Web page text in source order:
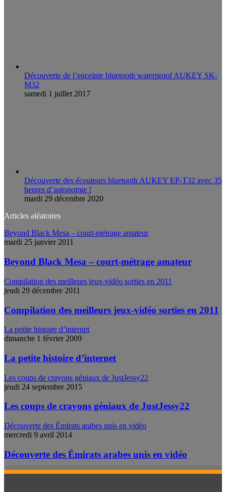
Découverte de l’enceinte bluetooth waterproof AUKEY SK-
M32
samedi 1 juillet 2017
Découverte des écouteurs bluetooth AUKEY EP-T32 avec 35
heures d’autonomie !
mardi 29 décembre 2020
Articles aléatoires
Beyond Black Mesa – court-métrage amateur
mardi 25 janvier 2011
Beyond Black Mesa – court-métrage amateur
Compilation des meilleurs jeux-vidéo sorties en 2011
jeudi 29 décembre 2011
Compilation des meilleurs jeux-vidéo sorties en 2011
La petite histoire d’internet
dimanche 1 février 2009
La petite histoire d’internet
Les coups de crayons géniaux de JustJessy22
jeudi 24 septembre 2015
Les coups de crayons géniaux de JustJessy22
Découverte des Émirats arabes unis en vidéo
mercredi 9 avril 2014
Découverte des Émirats arabes unis en vidéo